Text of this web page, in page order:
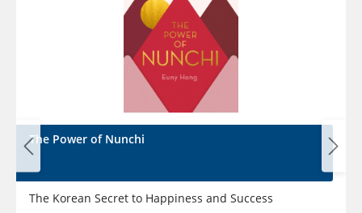
The Power of Nunchi
The Korean Secret to Happiness and Success